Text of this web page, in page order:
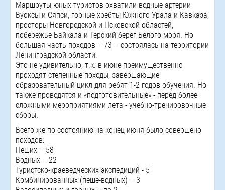
Маршруты юных туристов охватили водные артерии
Вуоксы и Сяпси, горные хребты Южного Урала и Кавказа,
просторы Новгородской и Псковской областей,
побережье Байкала и Терский берег Белого моря. Но
большая часть походов – 73 – состоялась на территории
Ленинградской области.
Это не удивительно, т.к. в июне преимущественно
проходят степенные походы, завершающие
образовательный цикл для ребят 1-2 годов обучения. Но
также проводятся и «подготовительные» - перед более
сложными мероприятиями лета - учебно-тренировочные
сборы.
Всего же по состоянию на конец июня было совершено
походов:
Пеших – 58
Водных – 22
Туристско-краеведческих экспедиций - 5
Комбинированных (пеше-водных) – 3